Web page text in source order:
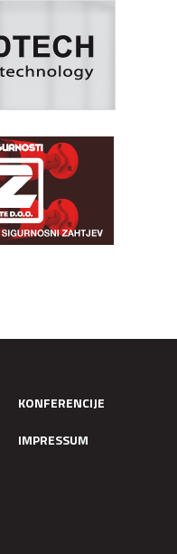
KONFERENCIJE
IMPRESSUM